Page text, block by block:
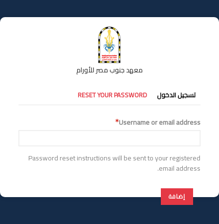
إلى
المحتوى
معهد جنوب مصر للأورام
التبويبات
الأساسية
تسجيل الدخول RESET YOUR PASSWORD
Username or email address
Password reset instructions will be sent to your registered
email address.